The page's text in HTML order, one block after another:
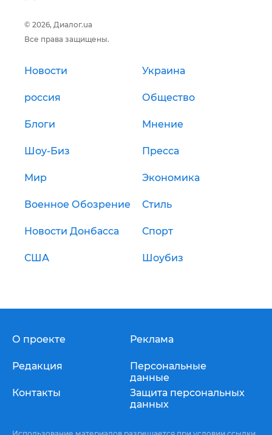
© 2026, Диалог.ua
Все права защищены.
Новости Украина
россия Общество
Блоги Мнение
Шоу-Биз Пресса
Мир Экономика
Военное Обозрение Стиль
Новости Донбасса Спорт
США Шоубиз
О проекте
Редакция
Контакты
Реклама
Персональные
данные
Защита персональных
данных